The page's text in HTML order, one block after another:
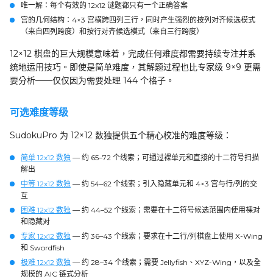
唯一解 ：每个有效的 12x12 谜题都只有一个正确答案
宫的几何结构 ：4×3 宫横跨四列三行，同时产生强烈的按列对齐候选模式
（来自四列跨度）和按行对齐候选模式（来自三行跨度）
12×12 棋盘的巨大规模意味着，完成任何难度都需要持续专注并系
统地运用技巧。即使是简单难度，其解题过程也比专家级 9×9 更需
要分析——仅仅因为需要处理 144 个格子。
可选难度等级
SudokuPro 为 12×12 数独提供五个精心校准的难度等级：
简单 12x12 数独 — 约 65–72 个线索；可通过裸单元和直接的十二符号扫描
解出
中等 12x12 数独 — 约 54–62 个线索；引入隐藏单元和 4×3 宫与行/列的交
互
困难 12x12 数独 — 约 44–52 个线索；需要在十二符号候选范围内使用裸对
和隐藏对
专家 12x12 数独 — 约 36–43 个线索；要求在十二行/列棋盘上使用 X-Wing
和 Swordfish
极难 12x12 数独 — 约 28–34 个线索；需要 Jellyfish、XYZ-Wing，以及全
规模的 AIC 链式分析